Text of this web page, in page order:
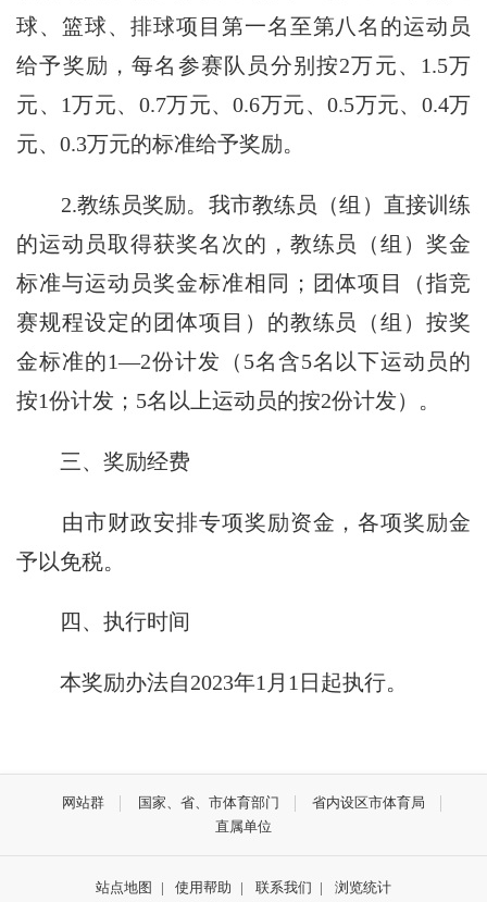
球、篮球、排球项目第一名至第八名的运动员
给予奖励，每名参赛队员分别按2万元、1.5万
元、1万元、0.7万元、0.6万元、0.5万元、0.4万
元、0.3万元的标准给予奖励。
2.教练员奖励。 我市教练员（组）直接训练
的运动员取得获奖名次的，教练员（组）奖金
标准与运动员奖金标准相同；团体项目（指竞
赛规程设定的团体项目）的教练员（组）按奖
金标准的1—2份计发（5名含5名以下运动员的
按1份计发；5名以上运动员的按2份计发）。
三、奖励经费
由市财政安排专项奖励资金，各项奖励金
予以免税。
四、执行时间
本奖励办法自2023年1月1日起执行。
网站群 国家、省、市体育部门
省内设区市体育局
直属单位
站点地图 | 使用帮助 | 联系我们 | 浏览统计